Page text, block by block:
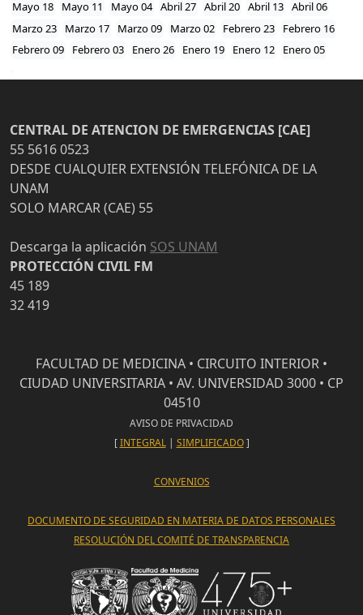
Mayo 18
Mayo 11 Mayo 04 Abril 27 Abril 20 Abril 13 Abril 06
Marzo 23
Marzo 17 Marzo 09 Marzo 02 Febrero 23
Febrero 16
Febrero 09
Febrero 03 Enero 26 Enero 19 Enero 12 Enero 05
CENTRAL DE ATENCION DE EMERGENCIAS [CAE]
55 5616 0523
DESDE CUALQUIER EXTENSIÓN TELEFÓNICA DE LA
UNAM
SOLO MARCAR (CAE) 55
Descarga la aplicación SOS UNAM
PROTECCIÓN CIVIL FM
45 189
32 419
FACULTAD DE MEDICINA • CIRCUITO INTERIOR •
CIUDAD UNIVERSITARIA • AV. UNIVERSIDAD 3000 • CP
04510
AVISO DE PRIVACIDAD
[INTEGRAL| SIMPLIFICADO]
CONVENIOS
DOCUMENTO DE SEGURIDAD EN MATERIA DE DATOS PERSONALES
RESOLUCIÓN DEL COMITÉ DE TRANSPARENCIA